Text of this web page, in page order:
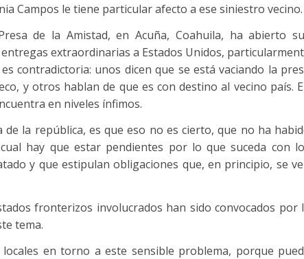
Campos le tiene particular afecto a ese siniestro vecino.
de la Amistad, en Acuña, Coahuila, ha abierto
extraordinarias a Estados Unidos,
contradictoria: unos dicen que se está vaciando la
y otros hablan de que es con destino al vecino país.
en niveles ínfimos.
la república, es que eso no es cierto, que no ha
hay que estar pendientes por lo que suceda con
y que estipulan obligaciones que, en principio, se
fronterizos involucrados han sido convocados por
tema.
en torno a este sensible problema, porque